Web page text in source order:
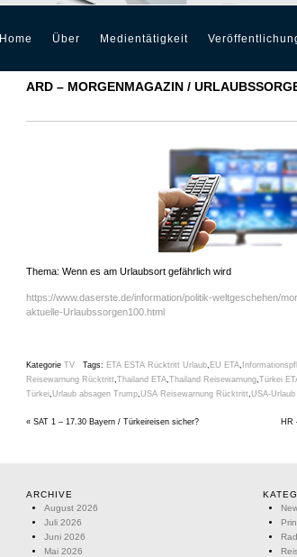
Home Über Medientätigkeit
ARD – MORGENMAGAZIN /
Thema: Wenn es am Urlaubsort gefährlich wird
https://www.daserste.de/information/politik-weltgeschehen/
aktuelle-Urlaubssorgen100.html
Kategorie TV Tags: ETA ESTA Rücktritt Urlaub EU ETA
Reisewarnung Rücktritt Thailand ETA Thailand Reisewarnung Türkei
Türkei Urlaub absagen Trump USA Reisewarnung Rücktritt USA-
« SAT 1 – 17.30 Bayern / Türkeireisen sicher? HR
ARCHIVE
August 2026
Juli 2026
Juni 2026
Mai 2026